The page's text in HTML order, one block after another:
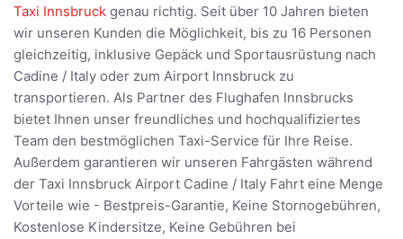
Taxi Innsbruck genau richtig. Seit über 10 Jahren bieten
wir unseren Kunden die Möglichkeit, bis zu 16 Personen
gleichzeitig, inklusive Gepäck und Sportausrüstung nach
Cadine / Italy oder zum Airport Innsbruck zu
transportieren. Als Partner des Flughafen Innsbrucks
bietet Ihnen unser freundliches und hochqualifiziertes
Team den bestmöglichen Taxi-Service für Ihre Reise.
Außerdem garantieren wir unseren Fahrgästen während
der Taxi Innsbruck Airport Cadine / Italy Fahrt eine Menge
Vorteile wie - Bestpreis-Garantie, Keine Stornogebühren,
Kostenlose Kindersitze, Keine Gebühren bei